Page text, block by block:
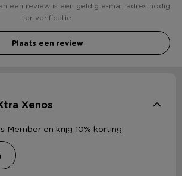
een review is een geldig e-mail adres nodig
ter verificatie.
Plaats een review
Xenos
Member en krijg 10% korting